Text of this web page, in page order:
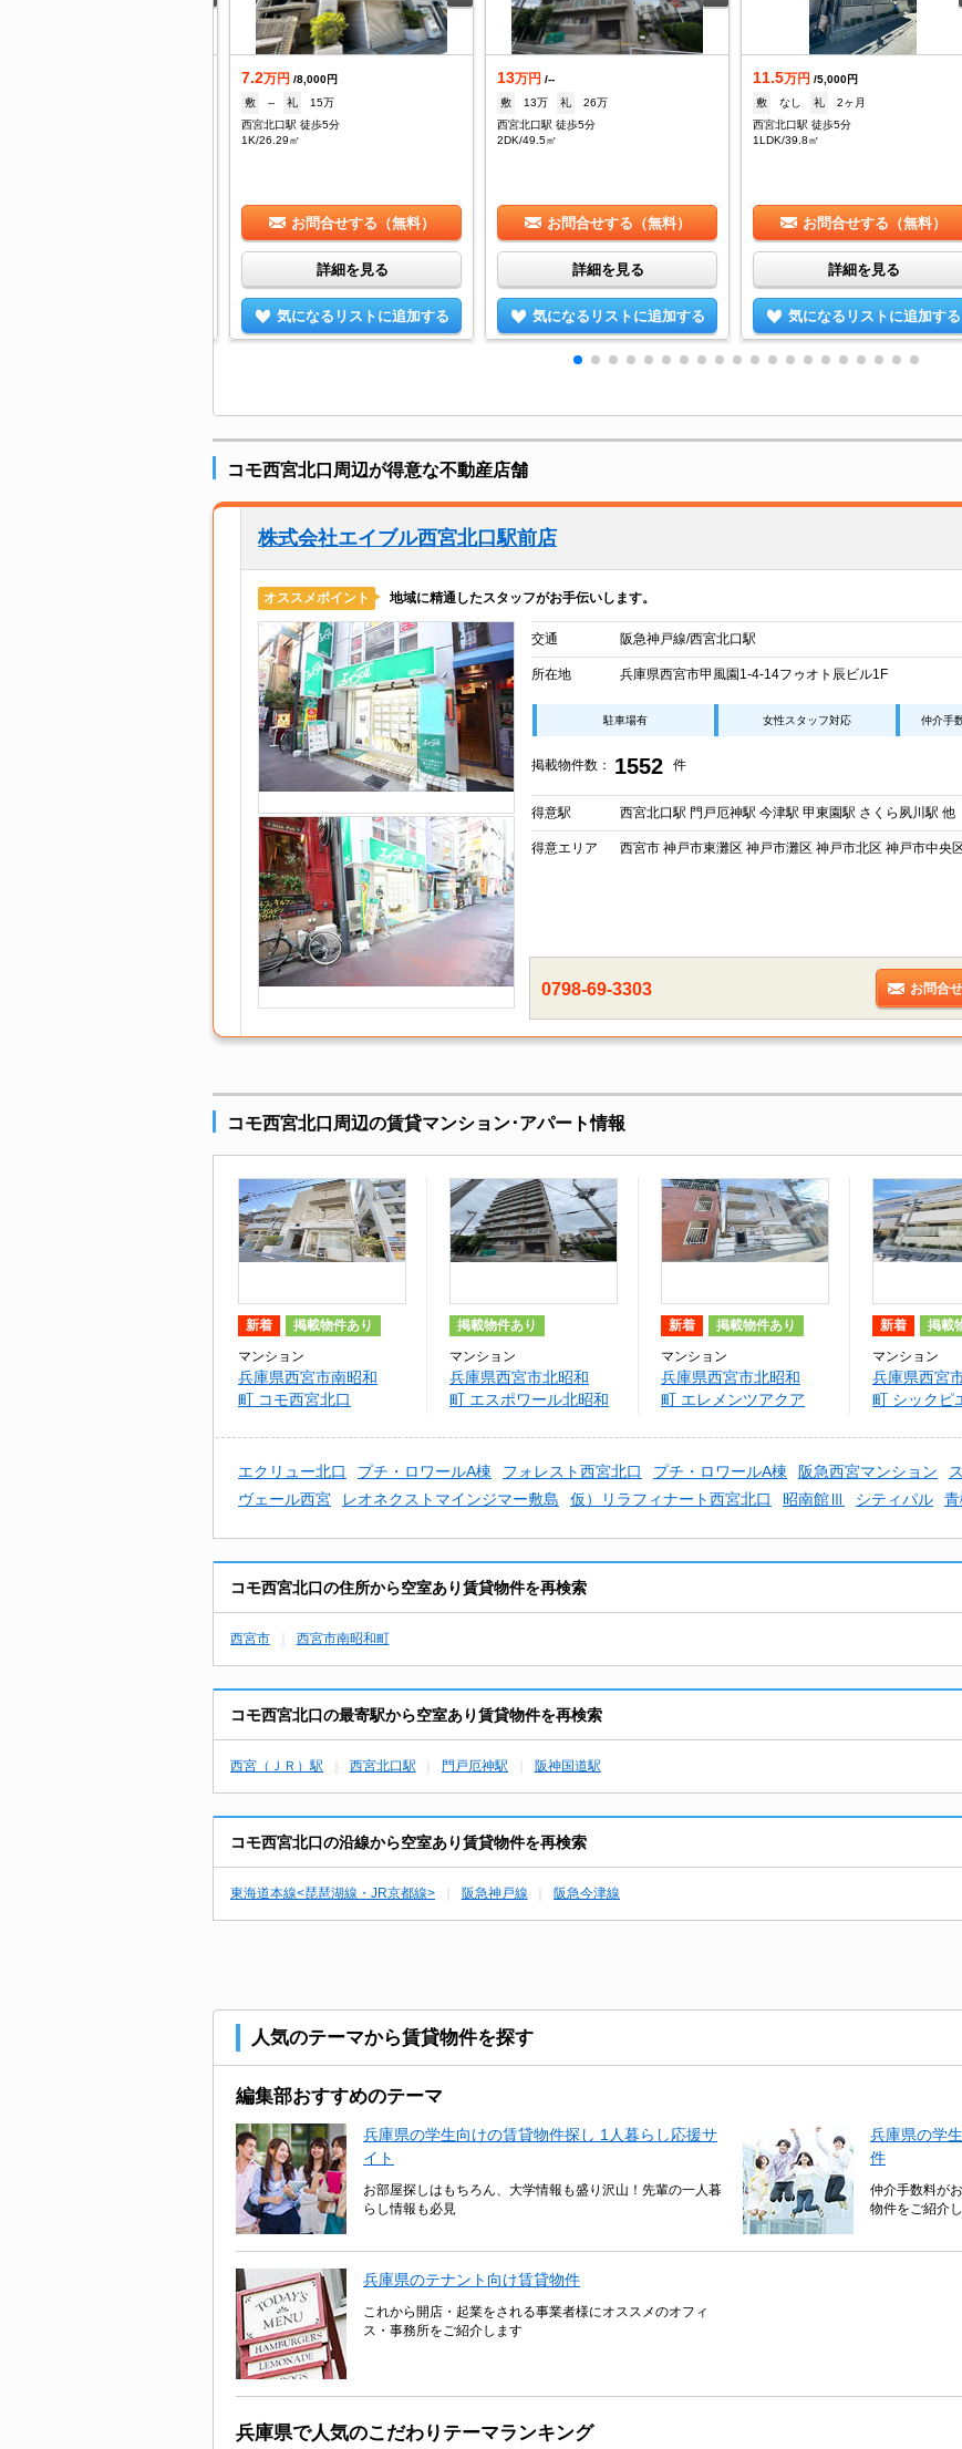
7.2万円 /8,000円
敷
-- 礼
15万
西宮北口駅 徒歩5分
1K/26.29㎡
お問合せする（無料）
詳細を見る
気になるリストに追加する
13万円 /--
敷
13万 礼
26万
西宮北口駅 徒歩5分
2DK/49.5㎡
お問合せする（無料）
詳細を見る
気になるリストに追加する
11.5万円 /5,000円
敷
なし 礼
2ヶ月
西宮北口駅 徒歩5分
1LDK/39.8㎡
お問合せする（無料）
詳細を見る
気になるリストに追加する
コモ西宮北口周辺が得意な不動産店舗
株式会社エイブル西宮北口駅前店
オススメポイント 地域に精通したスタッフがお手伝いします。
交通 阪急神戸線/西宮北口駅
所在地 兵庫県西宮市甲風園1-4-14フゥオト辰ビル1F
駐車場有 女性スタッフ対応 仲介手
掲載物件数： 1552 件
得意駅 西宮北口駅 門戸厄神駅 今津駅 甲東園駅 さくら夙川駅 他
得意エリア 西宮市 神戸市東灘区 神戸市灘区 神戸市北区 神戸市中央
0798-69-3303 お問合
コモ西宮北口周辺の賃貸マンション･アパート情報
新着 掲載物件あり
マンション
兵庫県西宮市南昭和
町 コモ西宮北口
掲載物件あり
マンション
兵庫県西宮市北昭和
町 エスポワール北昭和
新着 掲載物件あり
マンション
兵庫県西宮市北昭和
町 エレメンツアクア
新着 掲載
マンション
兵庫県西宮
町 シックピ
エクリュー北口 プチ・ロワールA棟 フォレスト西宮北口 プチ・ロワールA棟 阪急西宮マンション
ヴェール西宮
レオネクストマインジマー敷島 仮）リラフィナート西宮北口 昭南館Ⅲ シティパル 青
コモ西宮北口の住所から空室あり賃貸物件を再検索
西宮市 西宮市南昭和町
コモ西宮北口の最寄駅から空室あり賃貸物件を再検索
西宮（ＪＲ）駅 西宮北口駅 門戸厄神駅 阪神国道駅
コモ西宮北口の沿線から空室あり賃貸物件を再検索
東海道本線<琵琶湖線・JR京都線> 阪急神戸線 阪急今津線
人気のテーマから賃貸物件を探す
編集部おすすめのテーマ
兵庫県の学生向けの賃貸物件探し 1人暮らし応援サ
イト
お部屋探しはもちろん、大学情報も盛り沢山！先輩の一人暮
らし情報も必見
兵庫県の学
件
仲介手数料が
物件をご紹介し
兵庫県のテナント向け賃貸物件
これから開店・起業をされる事業者様にオススメのオフィ
ス・事務所をご紹介します
兵庫県で人気のこだわりテーマランキング